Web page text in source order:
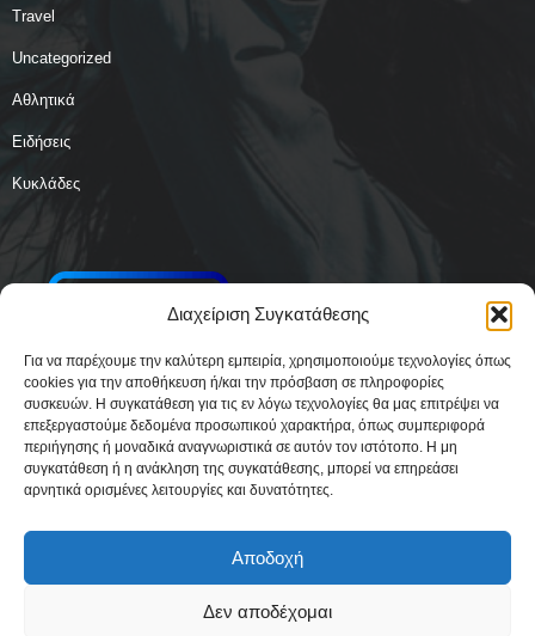
Διαχείριση Συγκατάθεσης
Για να παρέχουμε την καλύτερη εμπειρία, χρησιμοποιούμε τεχνολογίες όπως
cookies για την αποθήκευση ή/και την πρόσβαση σε πληροφορίες
συσκευών. Η συγκατάθεση για τις εν λόγω τεχνολογίες θα μας επιτρέψει να
επεξεργαστούμε δεδομένα προσωπικού χαρακτήρα, όπως συμπεριφορά
περιήγησης ή μοναδικά αναγνωριστικά σε αυτόν τον ιστότοπο. Η μη
συγκατάθεση ή η ανάκληση της συγκατάθεσης, μπορεί να επηρεάσει
αρνητικά ορισμένες λειτουργίες και δυνατότητες.
Αποδοχή
Δεν αποδέχομαι
Travel
Uncategorized
Αθλητικά
Ειδήσεις
Κυκλάδες